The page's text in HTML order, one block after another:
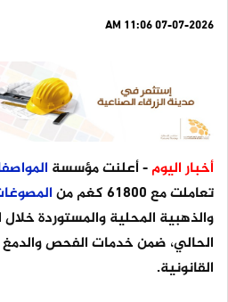
07-07-2026 11:06 AM
أخبار اليوم- أعلنت مؤسسة
تعاملت مع 61800 كغم من
والذهبية المحلية والمستوردة
الحالي، ضمن خدمات الفحص والدمغ
القانونية.